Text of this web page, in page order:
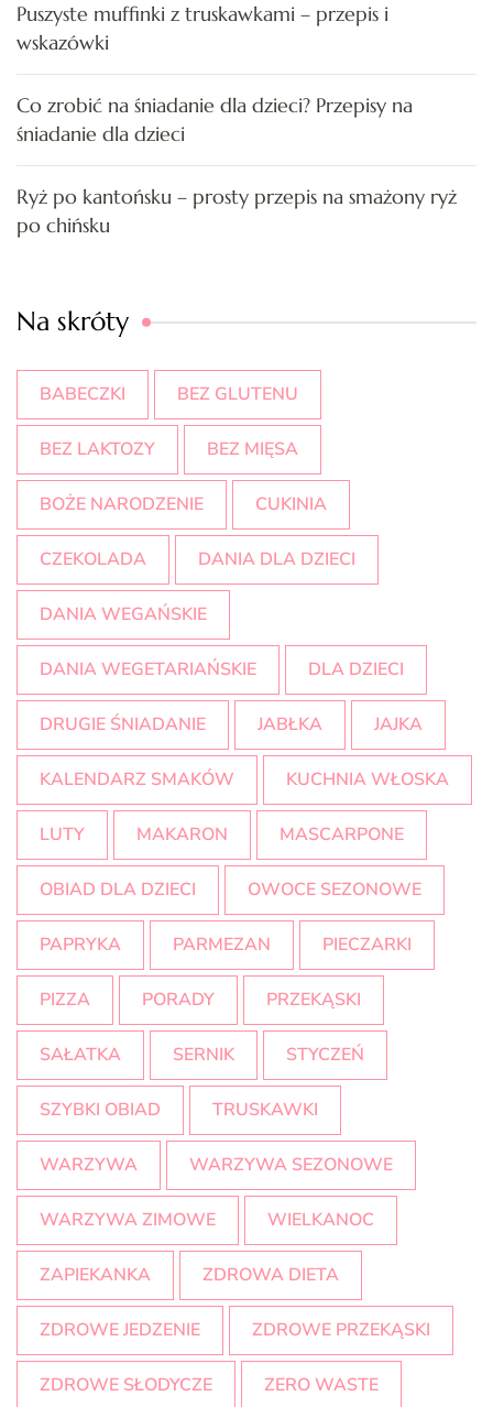
Puszyste muffinki z truskawkami – przepis i
wskazówki
Co zrobić na śniadanie dla dzieci? Przepisy na
śniadanie dla dzieci
Ryż po kantońsku – prosty przepis na smażony ryż
po chińsku
Na skróty
BABECZKI BEZ GLUTENU
BEZ LAKTOZY BEZ MIĘSA
BOŻE NARODZENIE CUKINIA
CZEKOLADA DANIA DLA DZIECI
DANIA WEGAŃSKIE
DANIA WEGETARIAŃSKIE DLA DZIECI
DRUGIE ŚNIADANIE JABŁKA JAJKA
KALENDARZ SMAKÓW KUCHNIA WŁOSKA
LUTY MAKARON MASCARPONE
OBIAD DLA DZIECI OWOCE SEZONOWE
PAPRYKA PARMEZAN PIECZARKI
PIZZA PORADY PRZEKĄSKI
SAŁATKA SERNIK STYCZEŃ
SZYBKI OBIAD TRUSKAWKI
WARZYWA WARZYWA SEZONOWE
WARZYWA ZIMOWE WIELKANOC
ZAPIEKANKA ZDROWA DIETA
ZDROWE JEDZENIE ZDROWE PRZEKĄSKI
ZDROWE SŁODYCZE ZERO WASTE